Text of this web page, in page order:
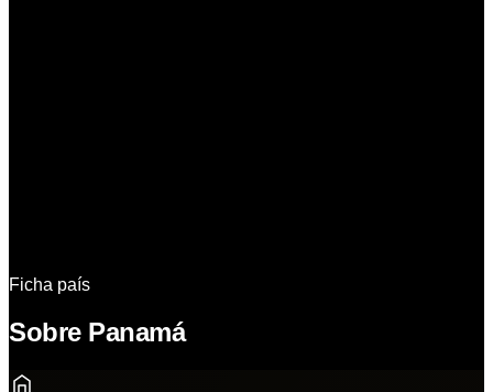
Ficha país
Sobre Panamá